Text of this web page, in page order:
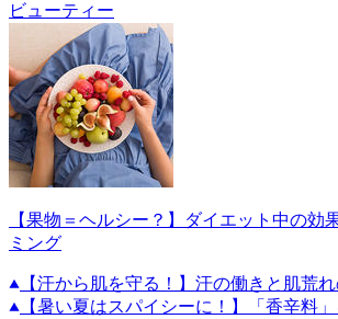
ビューティー
【果物＝ヘルシー？】ダイエット中の効
ミング
【汗から肌を守る！】汗の働きと肌荒
【暑い夏はスパイシーに！】「香辛料